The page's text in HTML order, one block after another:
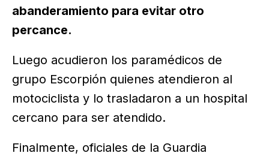
abanderamiento para evitar otro
percance.
Luego acudieron los paramédicos de
grupo Escorpión quienes atendieron al
motociclista y lo trasladaron a un hospital
cercano para ser atendido.
Finalmente, oficiales de la Guardia